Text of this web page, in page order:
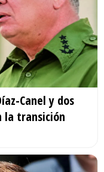
Canel y dos
la transición